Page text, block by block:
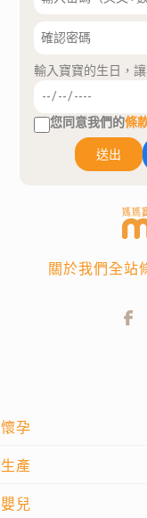
輸入寶寶的生日，
您同意我們的條
送出
懷孕
生產
嬰兒
關於我們全站